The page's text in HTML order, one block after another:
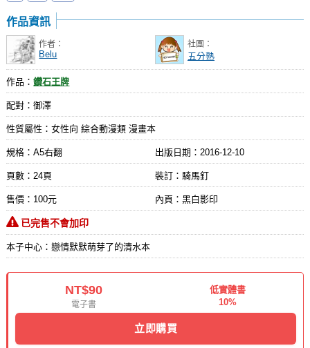
作品資訊
作者：
Belu
社團：
五分熟
作品：鑽石王牌
配對：御澤
性質屬性：女性向 綜合動漫類 漫畫本
規格：A5右翻 出版日期： 2016-12-10
頁數：24頁 裝訂：騎馬釘
售價：100元 內頁：黑白影印
已完售不會加印
本子中心：戀情默默萌芽了的清水本
NT$90
電子書
低實體書
10%
立即購買